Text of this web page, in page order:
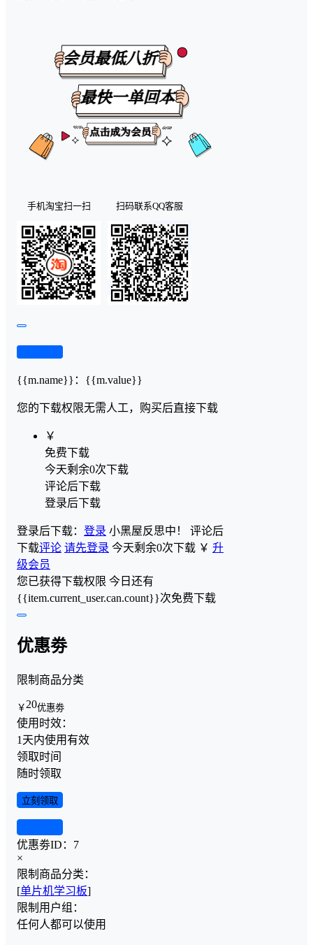
手机淘宝扫一扫 扫码联系QQ客服
{{m.name}} ： {{m.value}}
您的下载权限无需人工，购买后直接下载
￥
免费下载
今天剩余0次下载
评论后下载
登录后下载
登录后下载： 登录 小黑屋反思中！ 评论后
下载评论 请先登录 今天剩余0次下载 ￥ 升
级会员
您已获得下载权限 今日还有
{{item.current_user.can.count}}次免费下载
优惠劵
限制商品分类
￥ 20优惠劵
使用时效：
1天内使用有效
领取时间
随时领取
立刻领取
优惠劵ID： 7
×
限制商品分类：
[单片机学习板]
限制用户组：
任何人都可以使用